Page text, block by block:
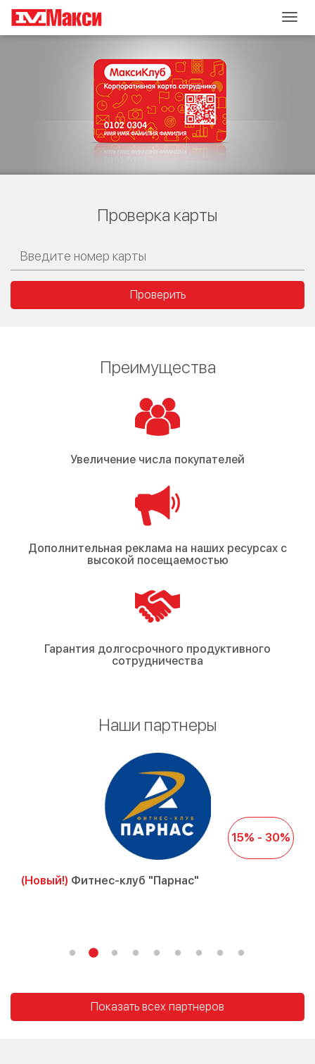
Проверка карты
Преимущества
Увеличение числа покупателей
Дополнительная реклама на наших ресурсах с
высокой посещаемостью
Гарантия долгосрочного продуктивного
сотрудничества
Наши партнеры
15% - 30%
(Новый!) Фитнес-клуб "Парнас"
Показать всех партнеров